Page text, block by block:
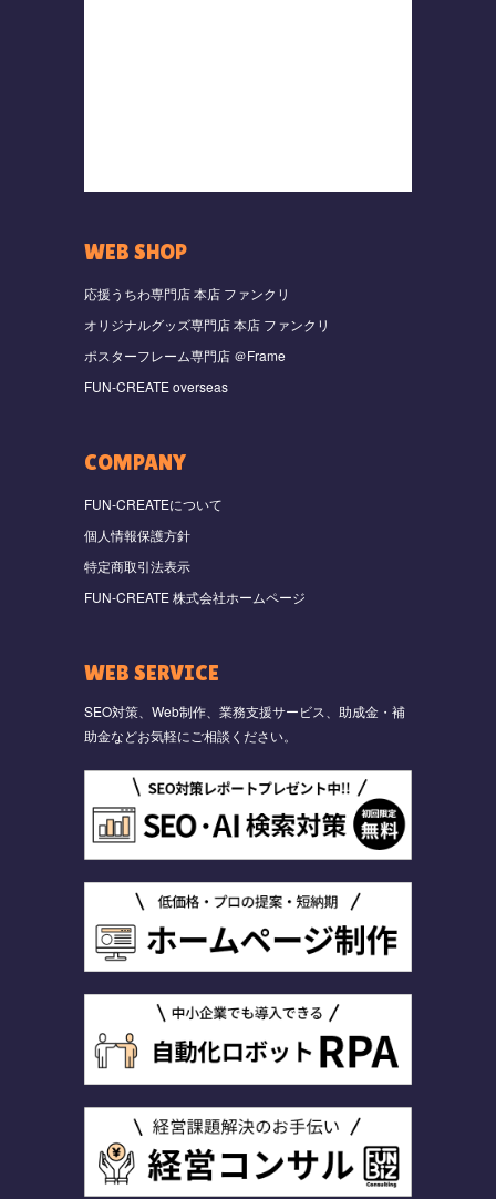
WEB SHOP
応援うちわ専門店 本店 ファンクリ
オリジナルグッズ専門店 本店 ファンクリ
ポスターフレーム専門店 ＠Frame
FUN-CREATE overseas
COMPANY
FUN-CREATEについて
個人情報保護方針
特定商取引法表示
FUN-CREATE 株式会社ホームページ
WEB SERVICE
SEO対策、Web制作、業務支援サービス、助成金・補
助金などお気軽にご相談ください。